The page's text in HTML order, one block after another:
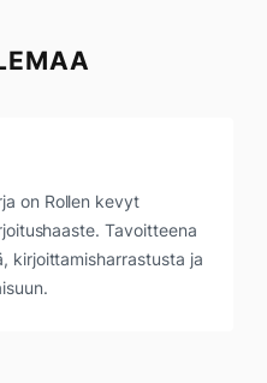
on Rollen kevyt
Tavoitteena
kirjoittamisharrastusta ja